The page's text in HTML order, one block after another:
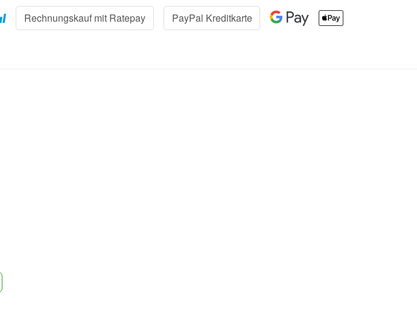
Rechnungskauf mit Ratepay PayPal Kreditkarte